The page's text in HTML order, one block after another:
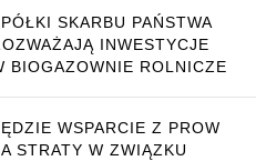
SKARBU PAŃSTWA
INWESTYCJE
BIOGAZOWNIE ROLNICZE
WSPARCIE Z PROW
STRATY W ZWIĄZKU